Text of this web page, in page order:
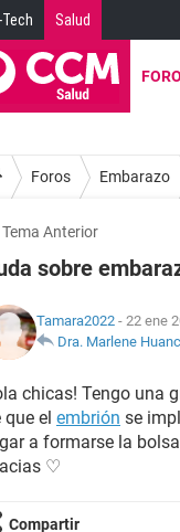
Tech Salud
Foros Embarazo
Tema Anterior
sobre
Tamara2022 - 22 ene
Dra. Marlene
chicas! Tengo una
que el embrión se
a formarse la
♡
Compartir